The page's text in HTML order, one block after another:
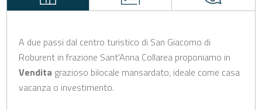
A due passi dal centro turistico di San Giacomo di
Roburent in frazione Sant'Anna Collarea proponiamo in
Vendita grazioso bilocale mansardato, ideale come casa
vacanza o investimento.